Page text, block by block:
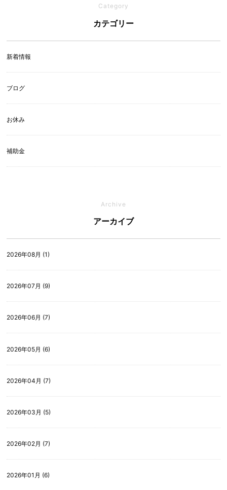
Category
カテゴリー
新着情報
ブログ
お休み
補助金
Archive
アーカイブ
2026年08月 (1)
2026年07月 (9)
2026年06月 (7)
2026年05月 (6)
2026年04月 (7)
2026年03月 (5)
2026年02月 (7)
2026年01月 (6)